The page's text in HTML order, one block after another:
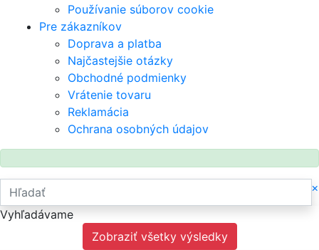
Používanie súborov cookie
Pre zákazníkov
Doprava a platba
Najčastejšie otázky
Obchodné podmienky
Vrátenie tovaru
Reklamácia
Ochrana osobných údajov
×
Vyhľadávame
Zobraziť všetky výsledky